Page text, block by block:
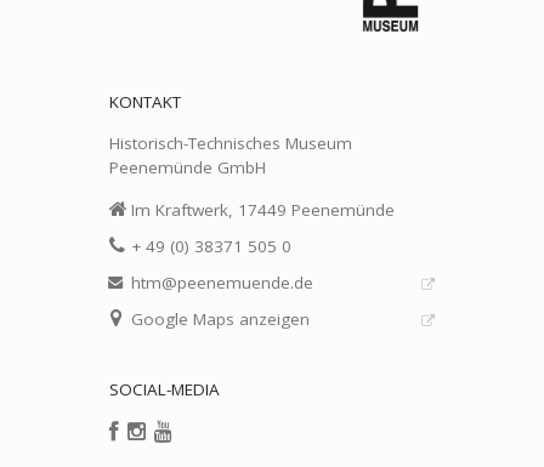
KONTAKT
Historisch-Technisches Museum
Peenemünde GmbH
Im Kraftwerk, 17449 Peenemünde
+ 49 (0) 38371 505 0
htm@peenemuende.de
Google Maps anzeigen
SOCIAL-MEDIA